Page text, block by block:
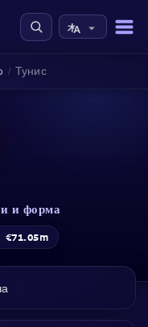
/ Тунис
и форма
€71.05m